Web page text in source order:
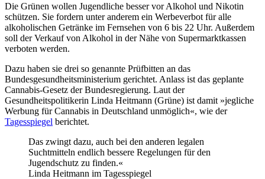
Die Grünen wollen Jugendliche besser vor Alkohol und Nikotin
schützen. Sie fordern unter anderem ein Werbeverbot für alle
alkoholischen Getränke im Fernsehen von 6 bis 22 Uhr. Außerdem
soll der Verkauf von Alkohol in der Nähe von Supermarktkassen
verboten werden.
Dazu haben sie drei so genannte Prüfbitten an das
Bundesgesundheitsministerium gerichtet. Anlass ist das geplante
Cannabis-Gesetz der Bundesregierung. Laut der
Gesundheitspolitikerin Linda Heitmann (Grüne) ist damit »jegliche
Werbung für Cannabis in Deutschland unmöglich«, wie der
Tagesspiegel berichtet.
Das zwingt dazu, auch bei den anderen legalen
Suchtmitteln endlich bessere Regelungen für den
Jugendschutz zu finden.«
Linda Heitmann im Tagesspiegel